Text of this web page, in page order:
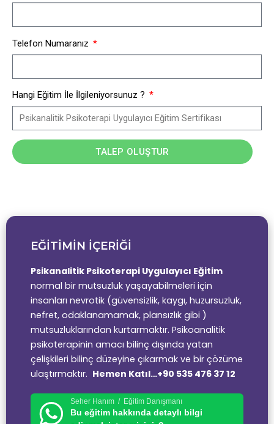
EĞİTİMİN İÇERİĞİ
Psikanalitik Psikoterapi Uygulayıcı Eğitim
normal bir mutsuzluk yaşayabilmeleri için
insanları nevrotik (güvensizlik, kaygı, huzursuzluk,
nefret, odaklanamamak, plansızlık gibi )
mutsuzluklarından kurtarmaktır. Psikoanalitik
psikoterapinin amacı bilinç dışında yatan
çelişkileri bilinç düzeyine çıkarmak ve bir çözüme
ulaştırmaktır. Hemen Katıl…+90 535 476 37 12
Seher Hanım / Eğitim Danışmanı
Bu eğitim hakkında detaylı bilgi
Telefon Numaranız
Hangi Eğitim İle İlgileniyorsunuz ?
TALEP OLUŞTUR